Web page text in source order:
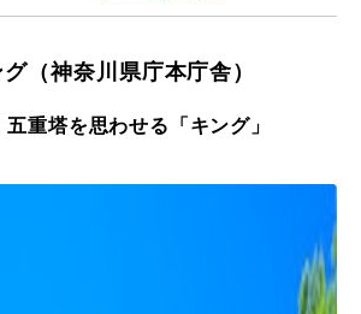
（神奈川県庁本庁舎）
重塔を思わせる「キング」